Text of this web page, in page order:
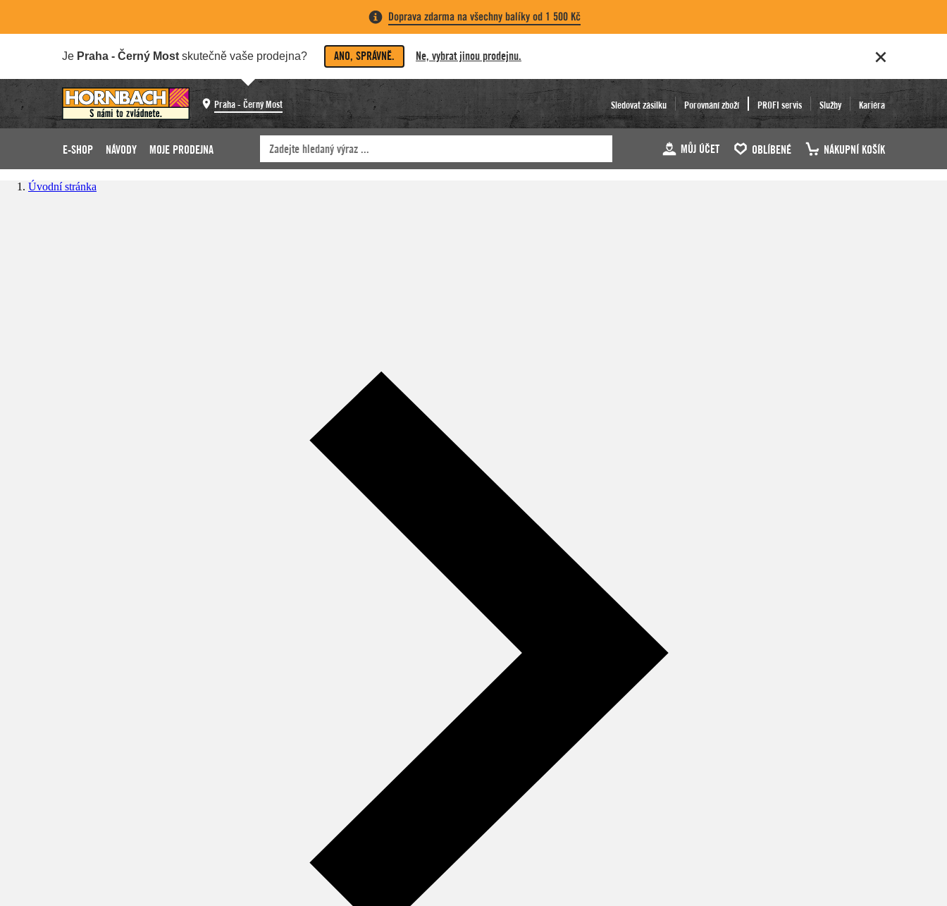
Doprava zdarma na všechny balíky od 1 500 Kč
Je Praha - Černý Most skutečně vaše prodejna? ANO, SPRÁVNĚ. Ne, vybrat jinou prodejnu.
Praha - Černý Most Sledovat zásilku Porovnání zboží PROFI servis Služby Kariéra
E-SHOP NÁVODY MOJE PRODEJNA MŮJ ÚČET OBLÍBENÉ NÁKUPNÍ KOŠÍK
Úvodní stránka